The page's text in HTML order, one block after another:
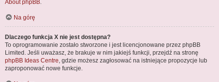
About phpBB
Na górę
Dlaczego funkcja X nie jest dostępna?
To oprogramowanie zostało stworzone i jest licencjonowane przez phpBB
Limited. Jeśli uważasz, że brakuje w nim jakiejś funkcji, przejdź na stronę
phpBB Ideas Centre , gdzie możesz zagłosować na istniejące propozycje lub
zaproponować nowe funkcje.